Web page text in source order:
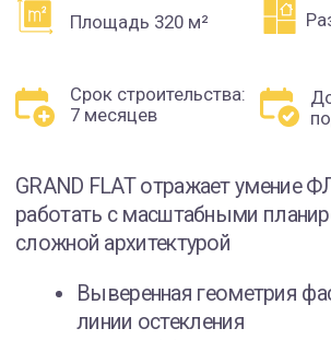
Выверенная геометрия фасадов и чистые
линии остекления
Плоская кровля с внутренним
водоотводом
Дом построен по индивидуальному проекту
адаптировать.